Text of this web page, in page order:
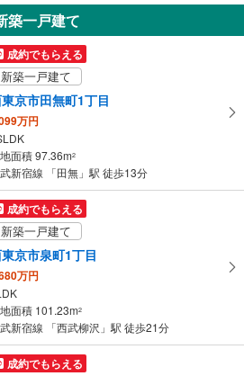
万円
（登記）
都西東京市芝久保町5丁目
築一戸建て
成約でもらえる
新築一戸建て
京市田無町1丁目
万円
面積 97.36m2
新宿線 「田無」駅 徒歩13分
成約でもらえる
新築一戸建て
京市泉町1丁目
万円
面積 101.23m2
新宿線 「西武柳沢」駅 徒歩21分
成約でもらえる